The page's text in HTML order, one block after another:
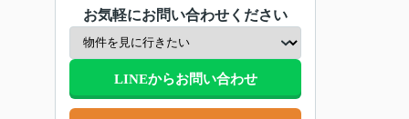
お気軽にお問い合わせください
LINEからお問い合わせ